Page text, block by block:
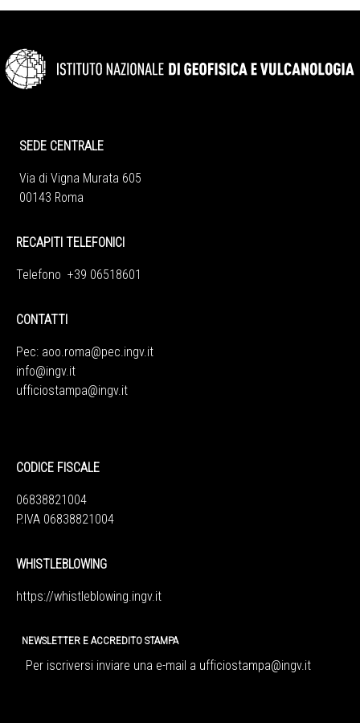
SEDE CENTRALE
Via di Vigna Murata 605
00143 Roma
RECAPITI TELEFONICI
Telefono +39 06518601
CONTATTI
Pec: aoo.roma@pec.ingv.it
info@ingv.it
ufficiostampa@ingv.it
CODICE FISCALE
06838821004
P.IVA 06838821004
WHISTLEBLOWING
https://whistleblowing.ingv. it
NEWSLETTER E ACCREDITO STAMPA
Per iscriversi inviare una e-mail a ufficiostampa@ingv.it